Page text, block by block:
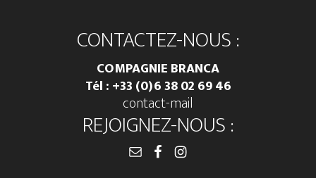
CONTACTEZ-NOUS :
COMPAGNIE BRANCA
Tél : +33 (0)6 38 02 69 46
contact-mail
REJOIGNEZ-NOUS :